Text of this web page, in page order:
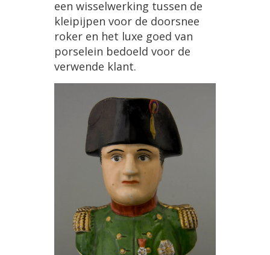
een wisselwerking tussen de
kleipijpen voor de doorsnee
roker en het luxe goed van
porselein bedoeld voor de
verwende klant.